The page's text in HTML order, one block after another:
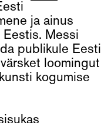
ja ainus
Eestis. Messi
publikule Eesti
loomingut
kogumise